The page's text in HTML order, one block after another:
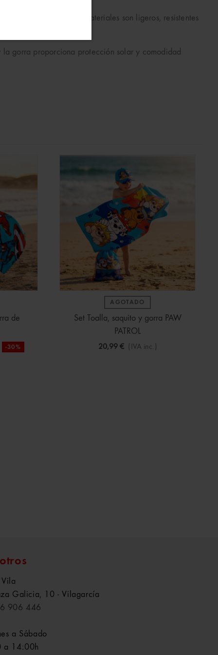
más pequeños. Los materiales son ligeros, resistentes
gorra proporciona protección solar y comodidad
de
-30%
AGOTADO
Set Toalla, saquito y gorra PAW
PATROL
20,99 € (IVA inc.)
Vila
Galicia, 10 - Vilagarcía
906 446
a Sábado
a 14:00h